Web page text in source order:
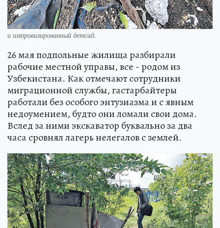
и импровизированный детсад.
26 мая подпольные жилища разбирали
рабочие местной управы, все - родом из
Узбекистана. Как отмечают сотрудники
миграционной службы, гастарбайтеры
работали без особого энтузиазма и с явным
недоумением, будто они ломали свои дома.
Вслед за ними экскаватор буквально за два
часа сровнял лагерь нелегалов с землей.